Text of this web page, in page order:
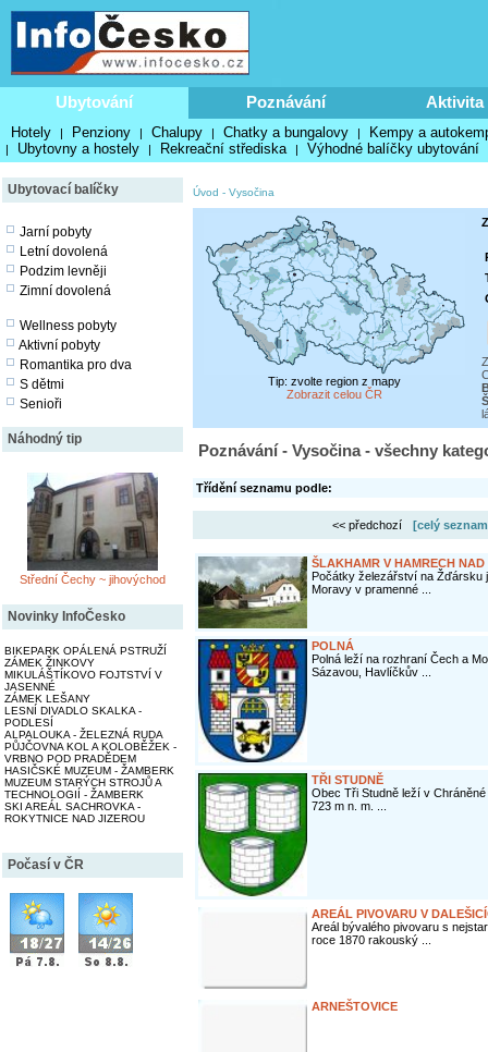
Ubytování Poznávání Aktivita
Hotely | Penziony | Chalupy | Chatky a bungalovy | Kempy a
| Ubytovny a hostely | Rekreační střediska | Výhodné balíčky ubytování
Ubytovací balíčky
Jarní pobyty
Letní dovolená
Podzim levněji
Zimní dovolená
Wellness pobyty
Aktivní pobyty
Romantika pro dva
S dětmi
Senioři
Náhodný tip
Střední Čechy ~ jihovýchod
Novinky InfoČesko
BIKEPARK OPÁLENÁ PSTRUŽÍ
ZÁMEK ŽINKOVY
MIKULÁŠTÍKOVO FOJTSTVÍ V
JASENNÉ
ZÁMEK LEŠANY
LESNÍ DIVADLO SKALKA -
PODLESÍ
ALPALOUKA - ŽELEZNÁ RUDA
PŮJČOVNA KOL A KOLOBĚŽEK -
VRBNO POD PRADĚDEM
HASIČSKÉ MUZEUM - ŽAMBERK
MUZEUM STARÝCH STROJŮ A
TECHNOLOGIÍ - ŽAMBERK
SKI AREÁL SACHROVKA -
ROKYTNICE NAD JIZEROU
Počasí v ČR
Úvod - Vysočina
Tip: zvolte region z mapy
Zobrazit celou ČR
Poznávání - Vysočina - všechny
Třídění seznamu podle:
<< předchozí [celý
ŠLAKHAMR V HAMRECH NAD
Počátky železářství na Žďársku
Moravy v pramenné ...
POLNÁ
Polná leží na rozhraní Čech a
Sázavou, Havlíčkův ...
TŘI STUDNĚ
Obec Tři Studně leží v
723 m n. m. ...
AREÁL PIVOVARU V
Areál bývalého pivovaru s
roce 1870 rakouský ...
ARNEŠTOVICE